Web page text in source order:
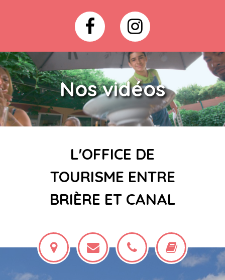
Nos vidéos
L'OFFICE DE
TOURISME ENTRE
BRIÈRE ET CANAL